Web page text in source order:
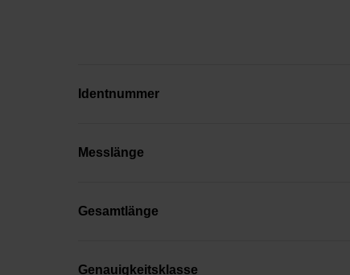
Identnummer
Messlänge
Gesamtlänge
Genauigkeitsklasse